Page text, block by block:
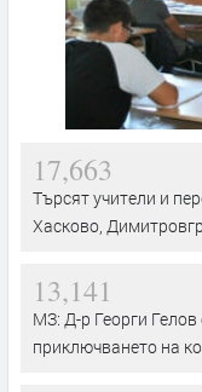
17,663
Търсят учители и
Хасково,
13,141
МЗ: Д-р Георги
приключването на